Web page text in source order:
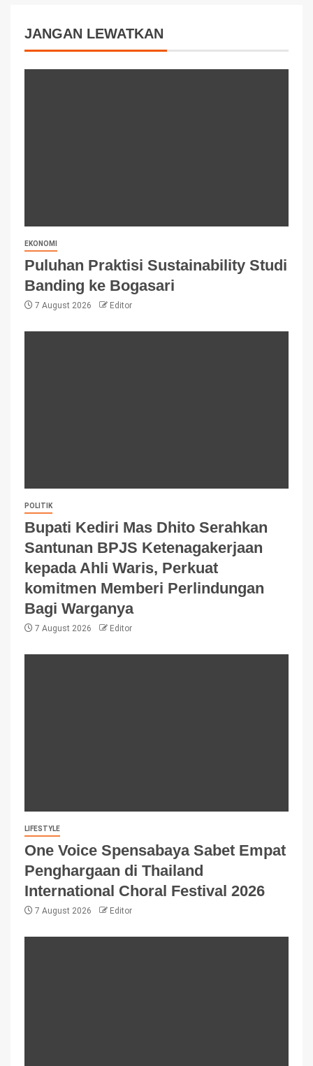
JANGAN LEWATKAN
EKONOMI
Puluhan Praktisi Sustainability Studi
Banding ke Bogasari
7 August 2026 Editor
POLITIK
Bupati Kediri Mas Dhito Serahkan
Santunan BPJS Ketenagakerjaan
kepada Ahli Waris, Perkuat
komitmen Memberi Perlindungan
Bagi Warganya
7 August 2026 Editor
LIFESTYLE
One Voice Spensabaya Sabet Empat
Penghargaan di Thailand
International Choral Festival 2026
7 August 2026 Editor